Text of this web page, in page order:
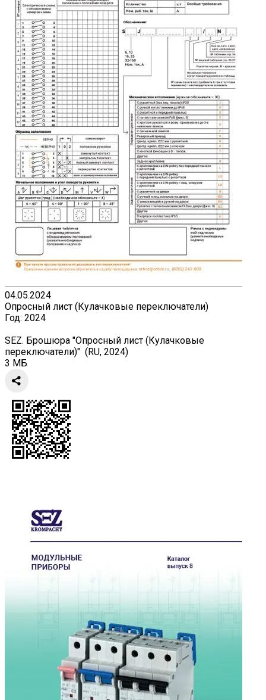
04.05.2024
Опросный лист (Кулачковые переключатели)
Год: 2024
SEZ. Брошюра "Опросный лист (Кулачковые
переключатели)" (RU, 2024)
3 МБ